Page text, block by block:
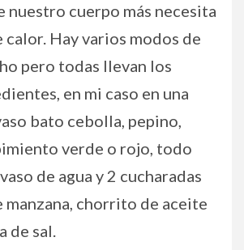
nuestro cuerpo más necesita
calor. Hay varios modos de
pero todas llevan los
en mi caso en una
bato cebolla, pepino,
verde o rojo, todo
de agua y 2 cucharadas
manzana, chorrito de aceite
de sal.